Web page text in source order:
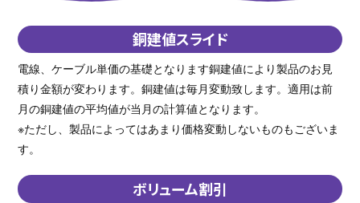
銅建値スライド
電線、ケーブル単価の基礎となります銅建値により製品のお見
積り金額が変わります。銅建値は毎月変動致します。適用は前
月の銅建値の平均値が当月の計算値となります。
※ただし、製品によってはあまり価格変動しないものもございま
す。
ボリューム割引